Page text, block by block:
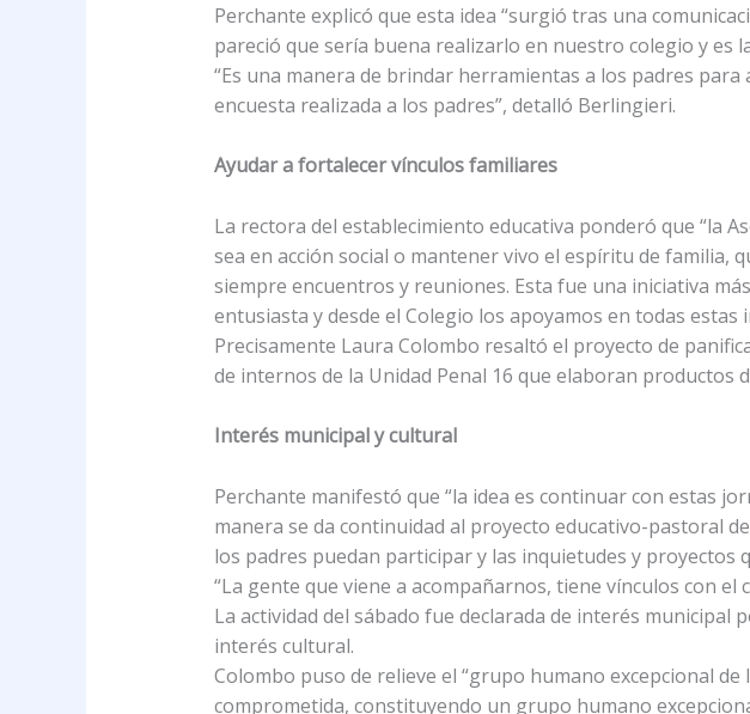
Perchante explicó que esta idea “surgió tras una
pareció que sería buena realizarlo en nuestro colegio y es
“Es una manera de brindar herramientas a los padres
encuesta realizada a los padres”, detalló Berlingieri.
Ayudar a fortalecer vínculos familiares
La rectora del establecimiento educativa ponderó que “la
sea en acción social o mantener vivo el espíritu de familia,
siempre encuentros y reuniones. Esta fue una iniciativa
entusiasta y desde el Colegio los apoyamos en todas
Precisamente Laura Colombo resaltó el proyecto de
de internos de la Unidad Penal 16 que elaboran productos
Interés municipal y cultural
Perchante manifestó que “la idea es continuar con estas
manera se da continuidad al proyecto educativo-pastoral
los padres puedan participar y las inquietudes y proyectos
“La gente que viene a acompañarnos, tiene vínculos con el
La actividad del sábado fue declarada de interés municipal
interés cultural.
Colombo puso de relieve el “grupo humano excepcional
comprometida, constituyendo un grupo humano